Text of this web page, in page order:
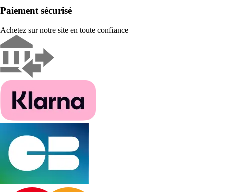
Paiement sécurisé
Achetez sur notre site en toute confiance